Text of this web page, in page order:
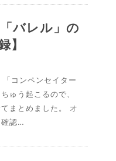
バレル」の
】
コンペンセイター
ゅう起こるので、
まとめました。 オ
確認…